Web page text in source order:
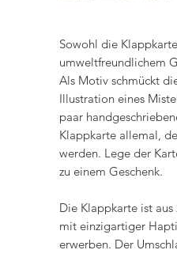
Sowohl die
umweltfreundlichem
Als Motiv schmückt
Illustration eines
paar
Klappkarte allemal,
werden. Lege der
zu einem Geschenk.
Die Klappkarte ist
mit einzigartiger
erwerben. Der